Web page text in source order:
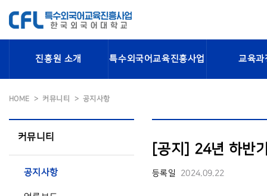
진흥원 소개 특수외국어교육진흥사업 교육과
HOME 커뮤니티 공지사항
커뮤니티
공지사항
[공지] 24년 하반
등록일 2024.09.22